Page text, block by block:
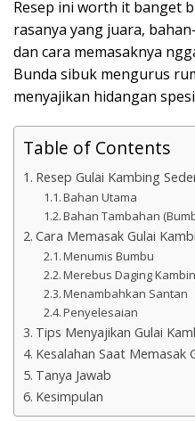
Resep ini worth it banget
rasanya yang juara,
dan cara memasaknya
Bunda sibuk mengurus
menyajikan hidangan
Table of Contents
Resep Gulai Kambing
Bahan Utama
Bahan Tambahan
Cara Memasak Gulai
Menumis Bumbu
Merebus Daging
Menambahkan Santan
Penyelesaian
Tips Menyajikan Gulai
Kesalahan Saat Memasak
Tanya Jawab
Kesimpulan